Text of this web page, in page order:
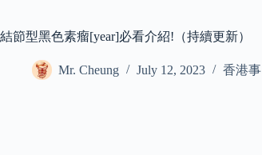
結節型黑色素瘤[year]必看介紹!（持續更新）
Mr. Cheung July 12, 2023 香港事